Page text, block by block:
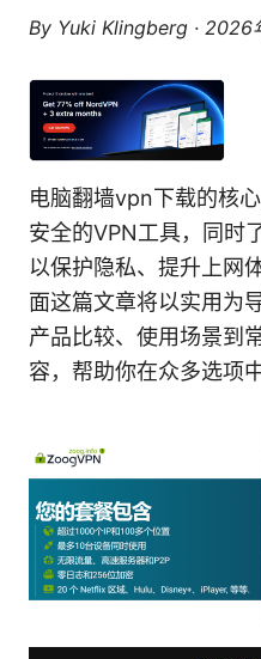
By Yuki Klingberg · 2026
电脑翻墙vpn下载的核
安全的VPN工具，同时
以保护隐私、提升上网
面这篇文章将以实用为
产品比较、使用场景到
容，帮助你在众多选项